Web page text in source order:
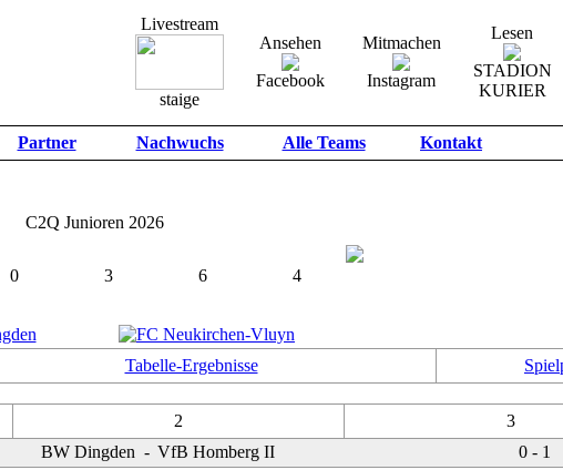
Livestream
staige
Ansehen
Facebook
Mitmachen
Instagram
Lesen
STADION
KURIER
Partner Nachwuchs Alle Teams Kontakt
C2Q Junioren 2026
Tabelle-Ergebnisse
2
3
BW Dingden - VfB Homberg II
0 - 1
0
3
4
6